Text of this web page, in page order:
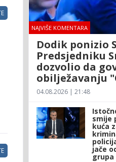
NAJVIŠE KOMENTARA
Dodik ponizio
Predsjedniku
dozvolio da
obilježavanju
04.08.2026 | 21:48
smije
kuća
jače
grupa